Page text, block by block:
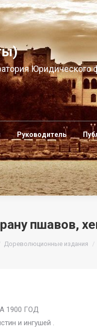
Юридического
Руководитель
пшавов,
Дореволюционные издания
1900 ГОД
и ингушей .